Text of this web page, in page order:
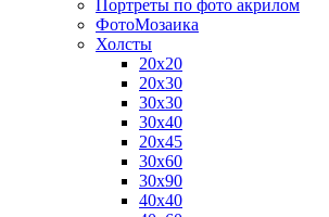
Портреты по фото акрилом
ФотоМозаика
Холсты
20х20
20х30
30х30
30х40
20х45
30х60
30х90
40х40